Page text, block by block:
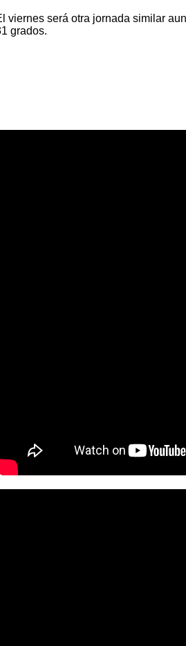
viernes será otra jornada similar
grados.